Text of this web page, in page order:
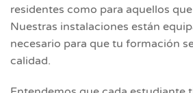
residentes como para aquellos
Nuestras instalaciones están
necesario para que tu formación
calidad.